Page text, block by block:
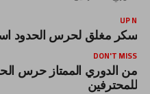
UP
مغلق لحرس الحدود
DON'T MISS
من الدوري الممتاز حرس
للمحترفين